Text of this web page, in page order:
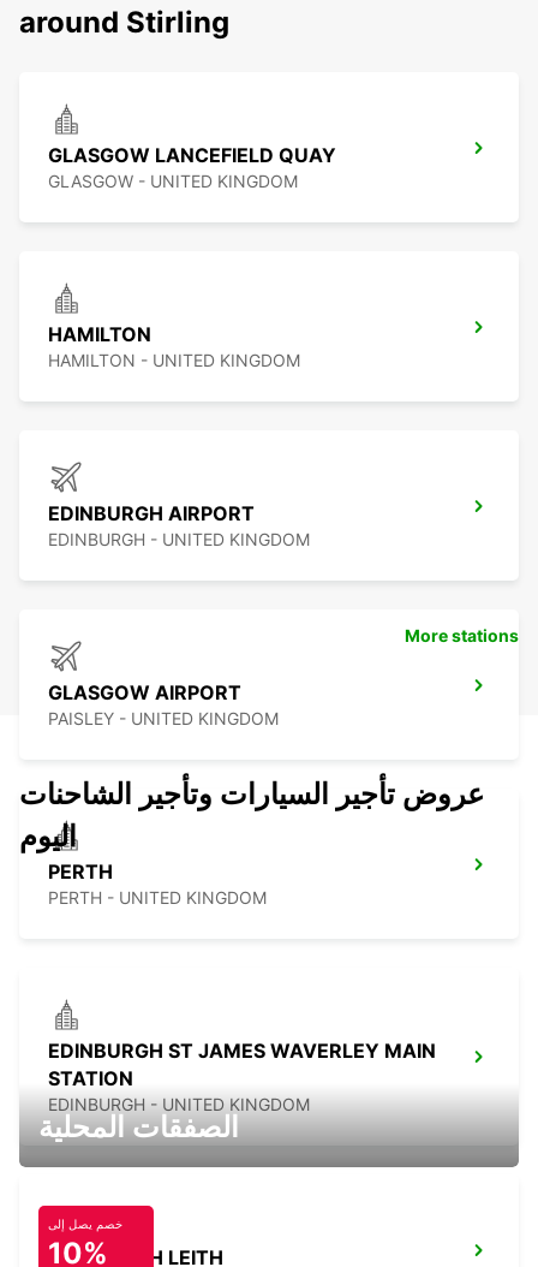
around Stirling
GLASGOW LANCEFIELD QUAY
GLASGOW - UNITED KINGDOM
HAMILTON
HAMILTON - UNITED KINGDOM
EDINBURGH AIRPORT
EDINBURGH - UNITED KINGDOM
GLASGOW AIRPORT
PAISLEY - UNITED KINGDOM
PERTH
PERTH - UNITED KINGDOM
EDINBURGH ST JAMES WAVERLEY MAIN
STATION
EDINBURGH - UNITED KINGDOM
EDINBURGH LEITH
More stations
عروض تأجير السيارات وتأجير الشاحنات
اليوم
الصفقات المحلية
خصم يصل إلى
10%